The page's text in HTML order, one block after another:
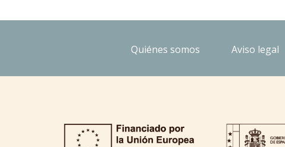
Quiénes somos Aviso legal